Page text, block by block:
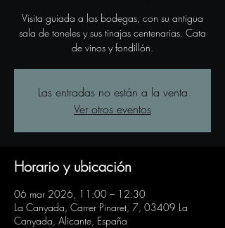
Visita guiada a las bodegas, con su antigua
sala de toneles y sus tinajas centenarias. Cata
de vinos y fondillón.
Las entradas no están a la venta
Ver otros eventos
Horario y ubicación
06 mar 2026, 11:00 – 12:30
La Canyada, Carrer Pinaret, 7, 03409 La
Canyada, Alicante, España